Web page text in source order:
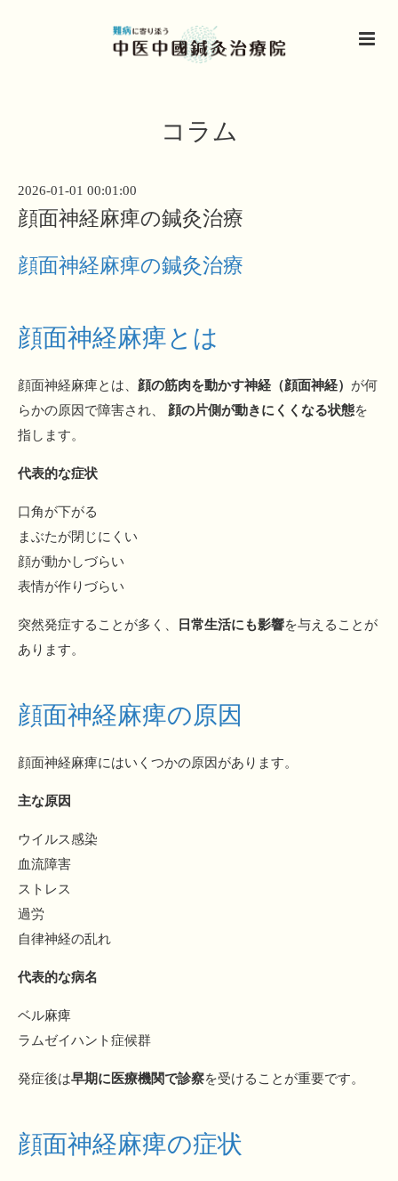
コラム
2026-01-01 00:01:00
顔面神経麻痺の鍼灸治療
顔面神経麻痺の鍼灸治療
顔面神経麻痺とは
顔面神経麻痺とは、 顔の筋肉を動かす神経（顔面神経） が何
らかの原因で障害され、 顔の片側が動きにくくなる状態を
指します。
代表的な症状
口角が下がる
まぶたが閉じにくい
顔が動かしづらい
表情が作りづらい
突然発症することが多く、 日常生活にも影響を与えることが
あります。
顔面神経麻痺の原因
顔面神経麻痺にはいくつかの原因があります。
主な原因
ウイルス感染
血流障害
ストレス
過労
自律神経の乱れ
代表的な病名
ベル麻痺
ラムゼイハント症候群
発症後は早期に医療機関で診察を受けることが重要です。
顔面神経麻痺の症状